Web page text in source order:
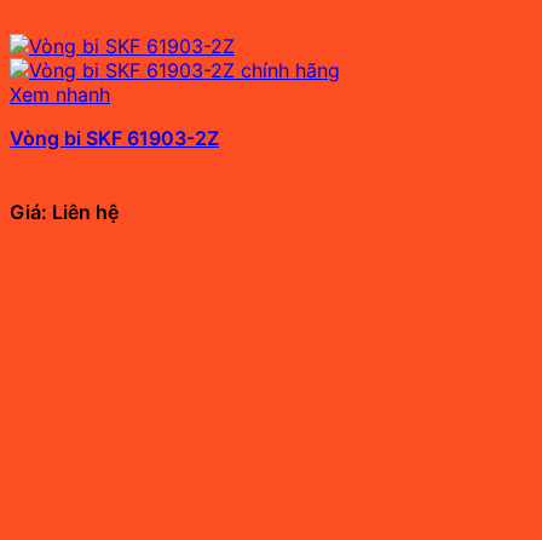
Xem nhanh
Vòng bi SKF 61903-2Z
Giá: Liên hệ